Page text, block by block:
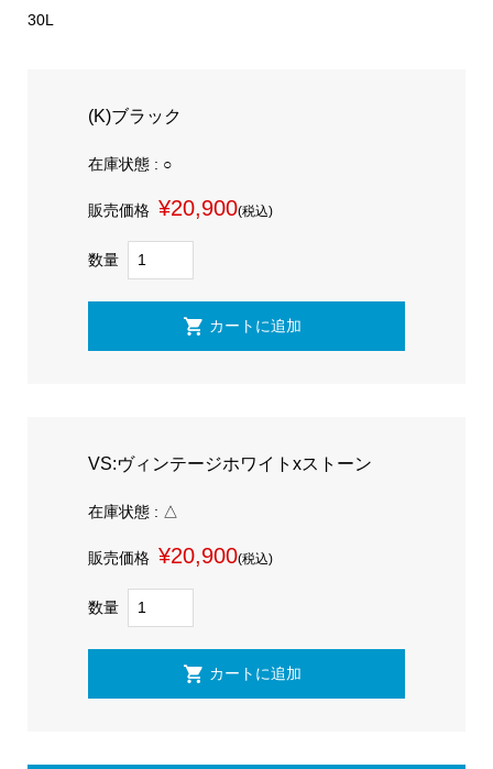
30L
(K)ブラック
在庫状態 : ○
販売価格 ¥20,900(税込)
数量
VS:ヴィンテージホワイトxストーン
在庫状態 : △
販売価格 ¥20,900(税込)
数量